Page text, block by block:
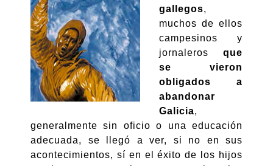
gallegos,
muchos de ellos
campesinos y
jornaleros que
se vieron
obligados a
abandonar
Galicia,
generalmente sin oficio o una educación
adecuada, se llegó a ver, si no en sus
acontecimientos, sí en el éxito de los hijos